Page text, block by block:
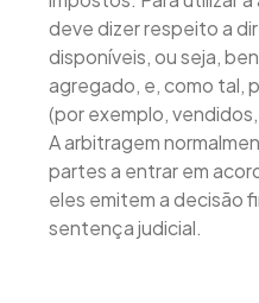
deve dizer respeito a
disponíveis, ou seja,
agregado, e, como tal,
(por exemplo,
A arbitragem
partes a entrar em
eles emitem a decisão
sentença judicial.